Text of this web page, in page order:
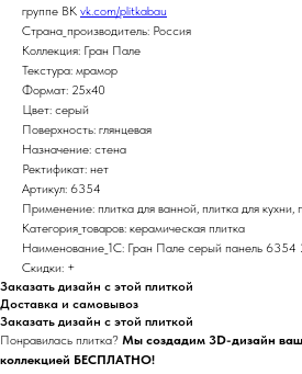
группе ВК vk.com/plitkabau
Страна_производитель: Россия
Коллекция: Гран Пале
Текстура: мрамор
Формат: 25x40
Цвет: серый
Поверхность: глянцевая
Назначение: стена
Ректификат: нет
Артикул: 6354
Применение: плитка для ванной, плитка для кухни,
Категория_товаров: керамическая плитка
Наименование_1С: Гран Пале серый панель 6354
Скидки: +
Заказать дизайн с этой плиткой
Доставка и самовывоз
Заказать дизайн с этой плиткой
Понравилась плитка? Мы создадим 3D-дизайн
коллекцией БЕСПЛАТНО!